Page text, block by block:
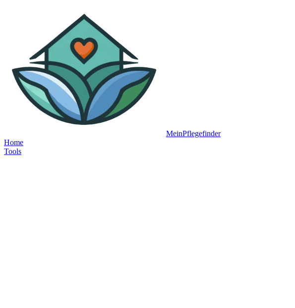
MeinPflegefinder
Home
Tools